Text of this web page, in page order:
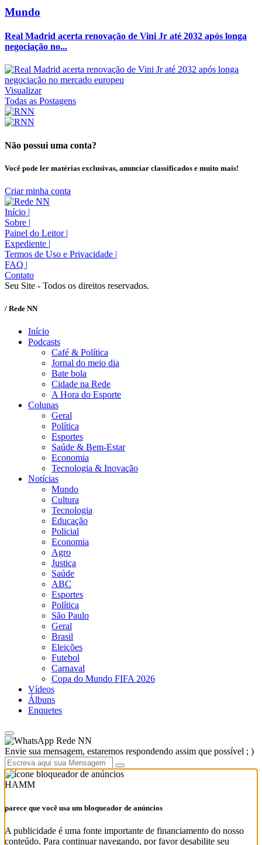
Mundo
Real Madrid acerta renovação de Vini Jr até 2032 após longa
negociação no...
Visualizar
Todas as Postagens
Não possui uma conta?
Você pode ler matérias exclusivas, anunciar classificados e muito mais!
Criar minha conta
Início |
Sobre |
Painel do Leitor |
Expediente |
Termos de Uso e Privacidade |
FAQ |
Contato
Seu Site - Todos os direitos reservados.
/ Rede NN
Início
Podcasts
Café & Política
Jornal do meio dia
Bate bola
Cidade na Rede
A Hora do Esporte
Colunas
Geral
Política
Esportes
Saúde & Bem-Estar
Economia
Tecnologia & Inovação
Notícias
Mundo
Cultura
Tecnologia
Educação
Policial
Economia
Agro
Justiça
Saúde
ABC
Esportes
Política
São Paulo
Geral
Brasil
Eleições
Futebol
Carnaval
Copa do Mundo FIFA 2026
Vídeos
Álbuns
Enquetes
Rede NN
Envie sua mensagem, estaremos respondendo assim que possível ; )
HAMM
parece que você usa um bloqueador de anúncios
A publicidade é uma fonte importante de financiamento do nosso
conteúdo. Para continuar navegando, por favor desabilite seu